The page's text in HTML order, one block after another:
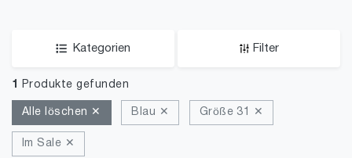
Kategorien Filter
1 Produkte gefunden
Alle löschen ✕ Blau ✕ Größe 31 ✕
Im Sale ✕